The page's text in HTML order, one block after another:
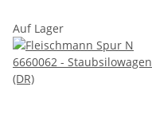
Auf Lager